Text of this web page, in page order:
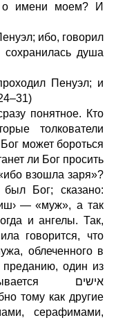
о имени моем? И
ибо, говорил
душа
Пенуэл; и
понятное. Кто
толкователи
может бороться
ли Бог просить
взошла заря»?
Бог; сказано:
— «муж», а так
и ангелы. Так,
говорится, что
облеченного в
один из
разрядов ангелов называется אישים
тому как другие
серафимами,